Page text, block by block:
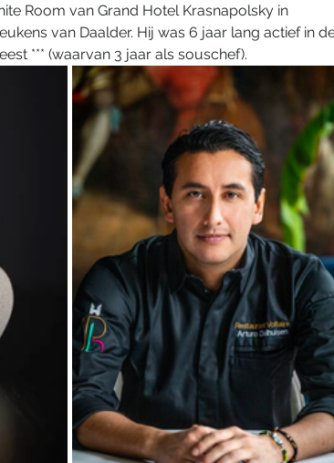
Room van Grand Hotel Krasnapolsky in
van Daalder. Hij was 6 jaar lang actief in
*** (waarvan 3 jaar als souschef).